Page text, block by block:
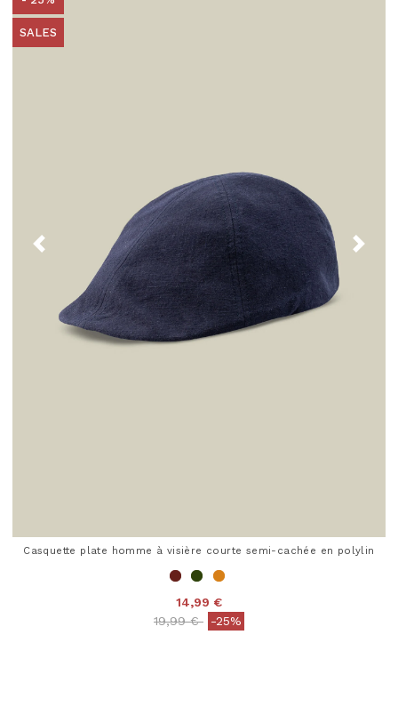
SALES
Casquette plate homme à visière courte semi-cachée en polylin
14,99 €
Price reduced from
19,99 €to-25%